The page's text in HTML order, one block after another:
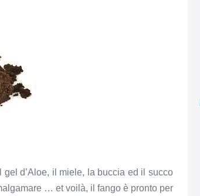
d’Aloe, il miele, la buccia ed il succo
… et voilà, il fango è pronto per